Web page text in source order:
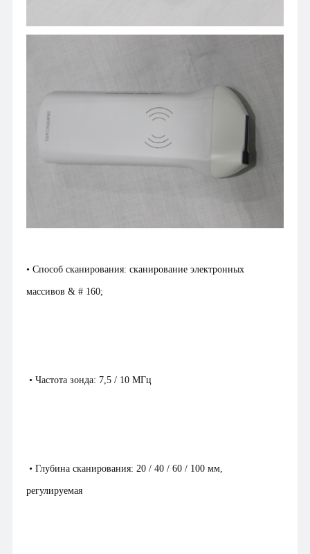
• Способ сканирования: сканирование электронных
массивов & # 160;
• Частота зонда: 7,5 / 10 МГц
• Глубина сканирования: 20 / 40 / 60 / 100 мм,
регулируемая